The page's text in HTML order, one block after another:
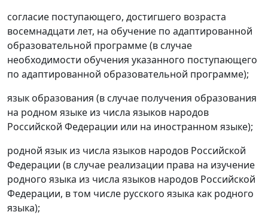
согласие поступающего, достигшего возраста
восемнадцати лет, на обучение по адаптированной
образовательной программе (в случае
необходимости обучения указанного поступающего
по адаптированной образовательной программе);
язык образования (в случае получения образования
на родном языке из числа языков народов
Российской Федерации или на иностранном языке);
родной язык из числа языков народов Российской
Федерации (в случае реализации права на изучение
родного языка из числа языков народов Российской
Федерации, в том числе русского языка как родного
языка);